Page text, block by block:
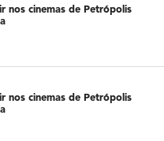
nos cinemas de Petrópolis
nos cinemas de Petrópolis